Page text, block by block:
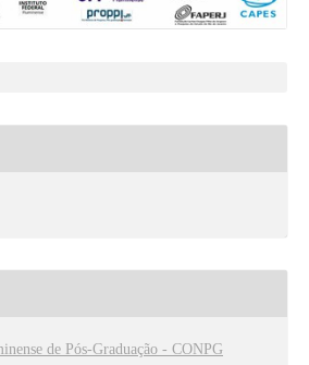
de Pós-Graduação - CONPG